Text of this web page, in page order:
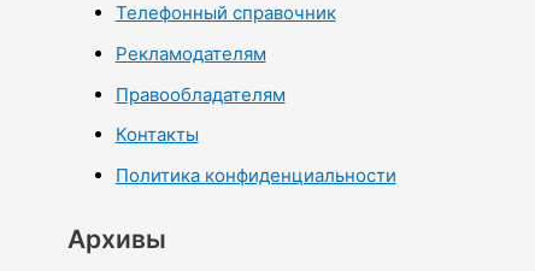
Телефонный справочник
Рекламодателям
Правообладателям
Контакты
Политика конфиденциальности
Архивы